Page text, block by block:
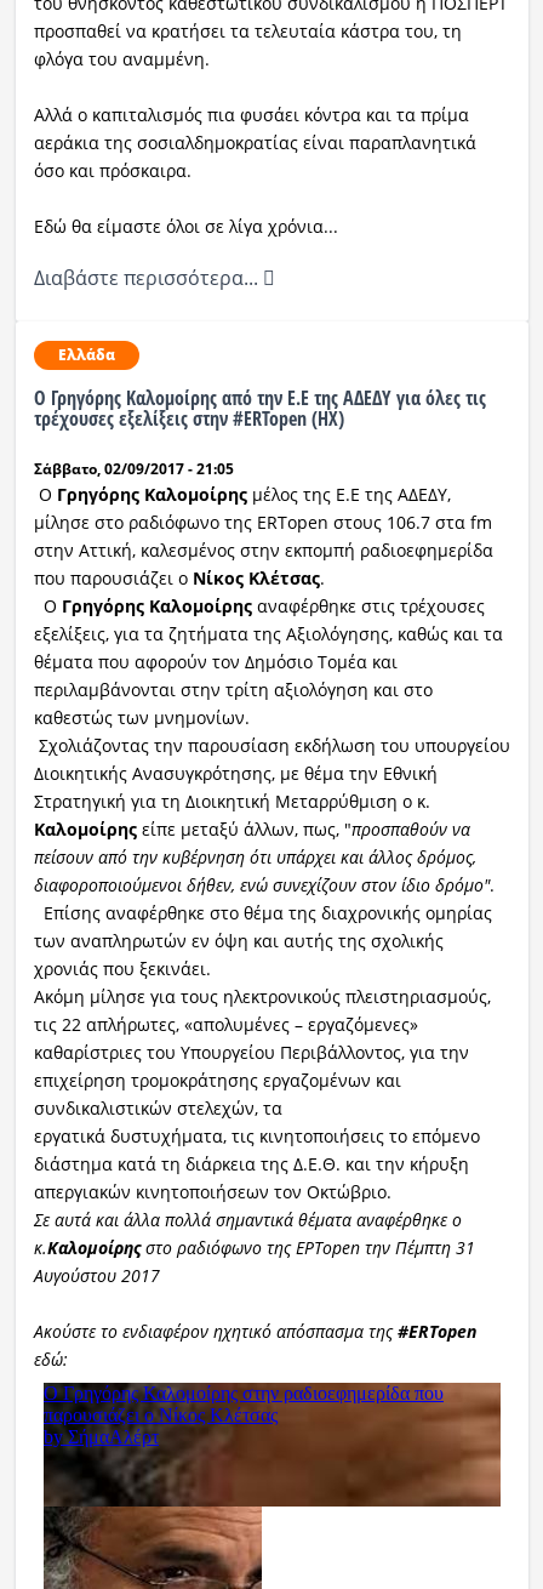
προσπαθεί να κρατήσει τα τελευταία κάστρα του, τη
φλόγα του αναμμένη.
Αλλά ο καπιταλισμός πια φυσάει κόντρα και τα πρίμα
αεράκια της σοσιαλδημοκρατίας είναι παραπλανητικά
όσο και πρόσκαιρα.
Εδώ θα είμαστε όλοι σε λίγα χρόνια...
Διαβάστε περισσότερα...
Ελλάδα
Ο Γρηγόρης Καλομοίρης από την Ε.Ε της ΑΔΕΔΥ για όλες τις
τρέχουσες εξελίξεις στην #ERTopen (ΗΧ)
Σάββατο, 02/09/2017 - 21:05
Ο Γρηγόρης Καλομοίρηςμέλος της Ε.Ε της ΑΔΕΔΥ,
μίλησε στο ραδιόφωνο της ERTopen στους 106.7 στα fm
στην Αττική, καλεσμένος στην εκπομπή ραδιοεφημερίδα
που παρουσιάζει ο Νίκος Κλέτσας.
Ο Γρηγόρης Καλομοίρηςαναφέρθηκε στις τρέχουσες
εξελίξεις, για τα ζητήματα της Αξιολόγησης, καθώς και τα
θέματα που αφορούν τον Δημόσιο Τομέα και
περιλαμβάνονται στην τρίτη αξιολόγηση και στο
καθεστώς των μνημονίων.
Σχολιάζοντας την παρουσίαση εκδήλωση του υπουργείου
Διοικητικής Ανασυγκρότησης, με θέμα την Εθνική
Στρατηγική για τη Διοικητική Μεταρρύθμιση ο κ.
Καλομοίρηςείπε μεταξύ άλλων, πως, "προσπαθούν να
πείσουν από την κυβέρνηση ότι υπάρχει και άλλος δρόμος,
διαφοροποιούμενοι δήθεν, ενώ συνεχίζουν στον ίδιο δρόμο".
Επίσης αναφέρθηκε στο θέμα της διαχρονικής ομηρίας
των αναπληρωτών εν όψη και αυτής της σχολικής
χρονιάς που ξεκινάει.
Ακόμη μίλησε για τους ηλεκτρονικούς πλειστηριασμούς,
τις 22 απλήρωτες, «απολυμένες – εργαζόμενες»
καθαρίστριες του Υπουργείου Περιβάλλοντος, για την
επιχείρηση τρομοκράτησης εργαζομένων και
συνδικαλιστικών στελεχών, τα
εργατικά δυστυχήματα, τις κινητοποιήσεις το επόμενο
διάστημα κατά τη διάρκεια της Δ.Ε.Θ. και την κήρυξη
απεργιακών κινητοποιήσεων τον Οκτώβριο.
Σε αυτά και άλλα πολλά σημαντικά θέματα αναφέρθηκε ο
κ.Καλομοίρηςστο ραδιόφωνο της ΕΡΤopen την Πέμπτη 31
Αυγούστου 2017
Ακούστε το ενδιαφέρον ηχητικό απόσπασμα της#ERTopen
εδώ: